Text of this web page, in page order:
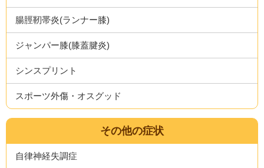
腸脛靭帯炎(ランナー膝)
ジャンパー膝(膝蓋腱炎)
シンスプリント
スポーツ外傷・オスグッド
その他の症状
自律神経失調症